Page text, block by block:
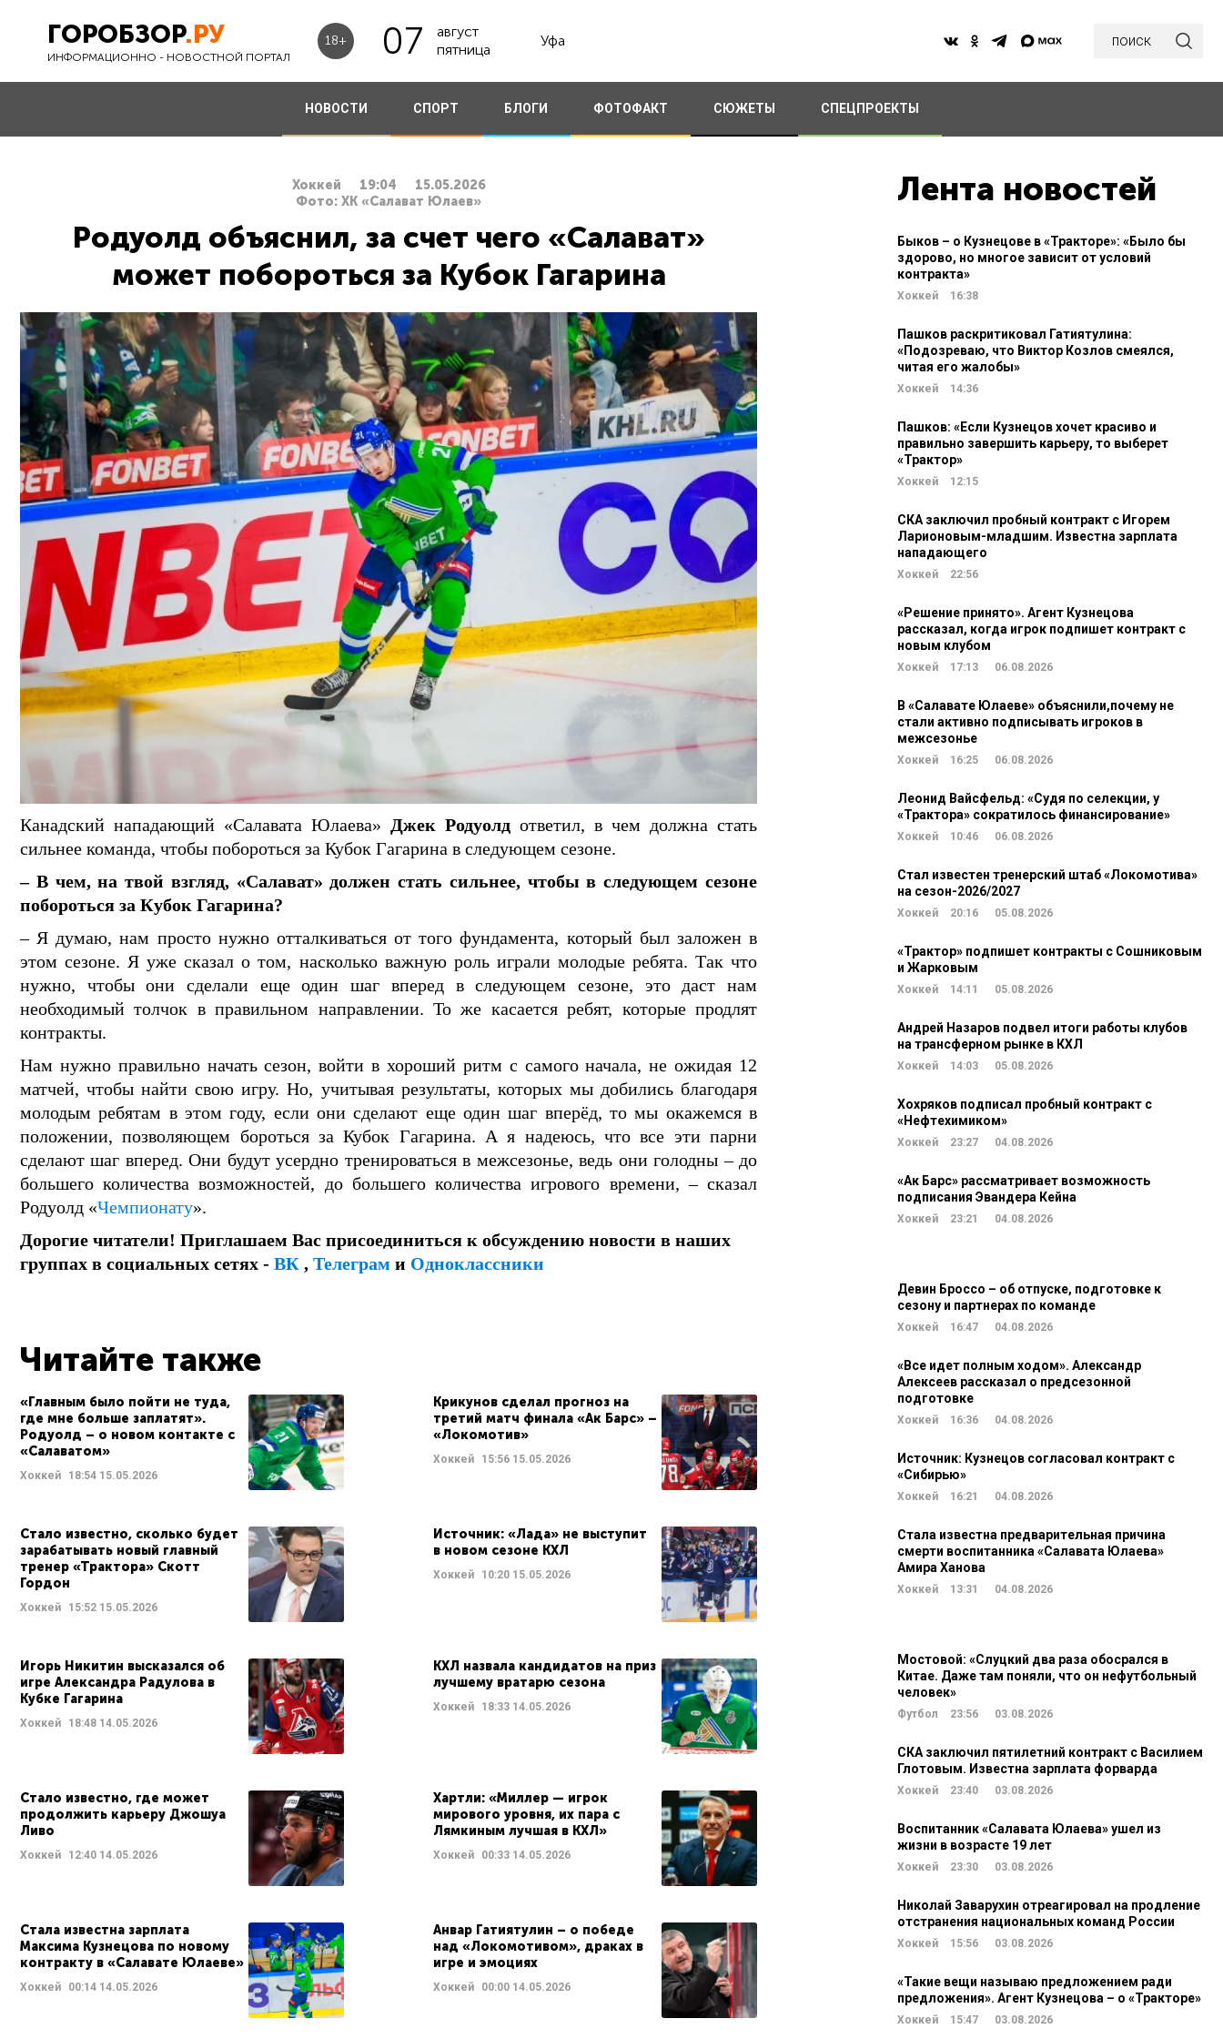
ГОРОБЗОР.РУ
ИНФОРМАЦИОННО - НОВОСТНОЙ ПОРТАЛ
18+ 07
август
пятница
Уфа поиск
НОВОСТИ СПОРТ БЛОГИ ФОТОФАКТ СЮЖЕТЫ СПЕЦПРОЕКТЫ
Хоккей 19:04
15.05.2026
Фото: ХК «Салават Юлаев»
Родуолд объяснил, за счет чего «Салават»
может побороться за Кубок Гагарина
Канадский нападающий «Салавата Юлаева» Джек Родуолд ответил, в чем должна стать
сильнее команда, чтобы побороться за Кубок Гагарина в следующем сезоне.
– В чем, на твой взгляд, «Салават» должен стать сильнее, чтобы в следующем сезоне
побороться за Кубок Гагарина?
– Я думаю, нам просто нужно отталкиваться от того фундамента, который был заложен в
этом сезоне. Я уже сказал о том, насколько важную роль играли молодые ребята. Так что
нужно, чтобы они сделали еще один шаг вперед в следующем сезоне, это даст нам
необходимый толчок в правильном направлении. То же касается ребят, которые продлят
контракты.
Нам нужно правильно начать сезон, войти в хороший ритм с самого начала, не ожидая 12
матчей, чтобы найти свою игру. Но, учитывая результаты, которых мы добились благодаря
молодым ребятам в этом году, если они сделают еще один шаг вперёд, то мы окажемся в
положении, позволяющем бороться за Кубок Гагарина. А я надеюсь, что все эти парни
сделают шаг вперед. Они будут усердно тренироваться в межсезонье, ведь они голодны – до
большего количества возможностей, до большего количества игрового времени, – сказал
Родуолд «Чемпионату».
Дорогие читатели! Приглашаем Вас присоединиться к обсуждению новости в наших
группах в социальных сетях - ВК , Телеграм и Одноклассники
Читайте также
«Главным было пойти не туда,
где мне больше заплатят».
Родуолд – о новом контакте с
«Салаватом»
Хоккей 18:54 15.05.2026
Крикунов сделал прогноз на
третий матч финала «Ак Барс» –
«Локомотив»
Хоккей 15:5615.05.2026
Стало известно, сколько будет
зарабатывать новый главный
тренер «Трактора» Скотт
Гордон
Хоккей 15:52 15.05.2026
Источник: «Лада» не выступит
в новом сезоне КХЛ
Хоккей 10:2015.05.2026
Игорь Никитин высказался об
игре Александра Радулова в
Кубке Гагарина
Хоккей 18:48 14.05.2026
КХЛ назвала кандидатов на приз
лучшему вратарю сезона
Хоккей 18:3314.05.2026
Стало известно, где может
продолжить карьеру Джошуа
Ливо
Хоккей 12:40 14.05.2026
Хартли: «Миллер — игрок
мирового уровня, их пара с
Лямкиным лучшая в КХЛ»
Хоккей 00:3314.05.2026
Стала известна зарплата
Максима Кузнецова по новому
контракту в «Салавате Юлаеве»
Хоккей 00:14 14.05.2026
Анвар Гатиятулин – о победе
над «Локомотивом», драках в
игре и эмоциях
Хоккей 00:0014.05.2026
Лента новостей
Быков – о Кузнецове в «Тракторе»: «Было бы
здорово, но многое зависит от условий
контракта»
Хоккей 16:38
Пашков раскритиковал Гатиятулина:
«Подозреваю, что Виктор Козлов смеялся,
читая его жалобы»
Хоккей 14:36
Пашков: «Если Кузнецов хочет красиво и
правильно завершить карьеру, то выберет
«Трактор»
Хоккей 12:15
СКА заключил пробный контракт с Игорем
Ларионовым-младшим. Известна зарплата
нападающего
Хоккей 22:56
«Решение принято». Агент Кузнецова
рассказал, когда игрок подпишет контракт с
новым клубом
Хоккей 17:13 06.08.2026
В «Салавате Юлаеве» объяснили,почему не
стали активно подписывать игроков в
межсезонье
Хоккей 16:25 06.08.2026
Леонид Вайсфельд: «Судя по селекции, у
«Трактора» сократилось финансирование»
Хоккей 10:46 06.08.2026
Стал известен тренерский штаб «Локомотива»
на сезон-2026/2027
Хоккей 20:16 05.08.2026
«Трактор» подпишет контракты с Сошниковым
и Жарковым
Хоккей 14:11 05.08.2026
Андрей Назаров подвел итоги работы клубов
на трансферном рынке в КХЛ
Хоккей 14:03 05.08.2026
Хохряков подписал пробный контракт с
«Нефтехимиком»
Хоккей 23:27 04.08.2026
«Ак Барс» рассматривает возможность
подписания Эвандера Кейна
Хоккей 23:21 04.08.2026
Девин Броссо – об отпуске, подготовке к
сезону и партнерах по команде
Хоккей 16:47 04.08.2026
«Все идет полным ходом». Александр
Алексеев рассказал о предсезонной
подготовке
Хоккей 16:36 04.08.2026
Источник: Кузнецов согласовал контракт с
«Сибирью»
Хоккей 16:21 04.08.2026
Стала известна предварительная причина
смерти воспитанника «Салавата Юлаева»
Амира Ханова
Хоккей 13:31 04.08.2026
Мостовой: «Слуцкий два раза обосрался в
Китае. Даже там поняли, что он нефутбольный
человек»
Футбол 23:56 03.08.2026
СКА заключил пятилетний контракт с Василием
Глотовым. Известна зарплата форварда
Хоккей 23:40 03.08.2026
Воспитанник «Салавата Юлаева» ушел из
жизни в возрасте 19 лет
Хоккей 23:30 03.08.2026
Николай Заварухин отреагировал на продление
отстранения национальных команд России
Хоккей 15:56 03.08.2026
«Такие вещи называю предложением ради
предложения». Агент Кузнецова – о «Тракторе»
Хоккей 15:47 03.08.2026